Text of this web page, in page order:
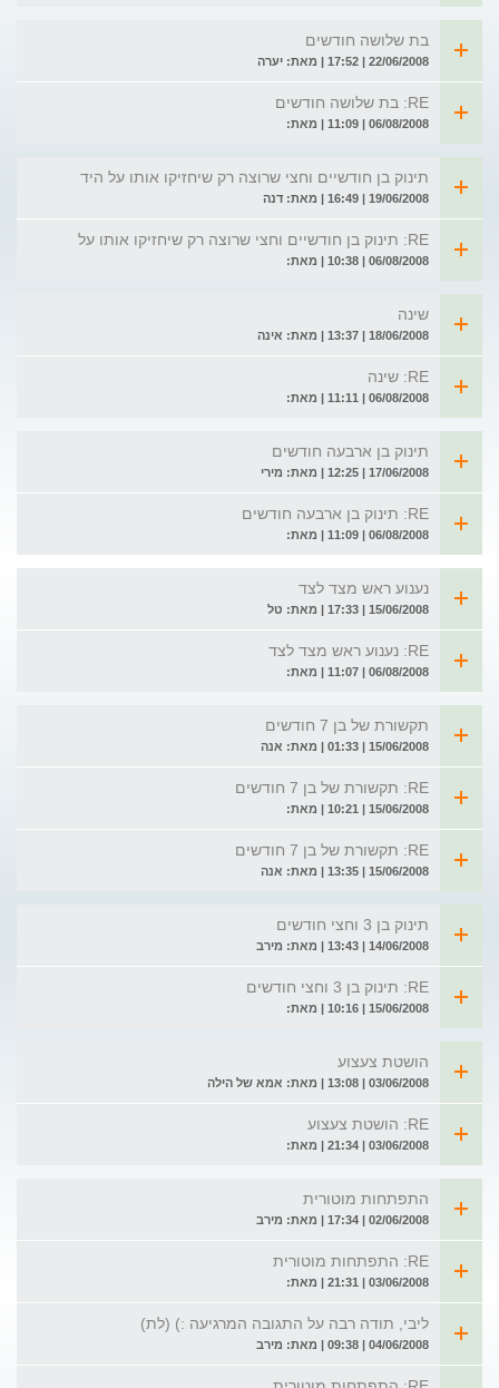
בת שלושה חודשים
22/06/2008 | 17:52 | מאת: יערה
RE: בת שלושה חודשים
06/08/2008 | 11:09 | מאת:
תינוק בן חודשיים וחצי שרוצה רק שיחזיקו אותו על היד
19/06/2008 | 16:49 | מאת: דנה
RE: תינוק בן חודשיים וחצי שרוצה רק שיחזיקו אותו על
06/08/2008 | 10:38 | מאת:
שינה
18/06/2008 | 13:37 | מאת: אינה
RE: שינה
06/08/2008 | 11:11 | מאת:
תינוק בן ארבעה חודשים
17/06/2008 | 12:25 | מאת: מירי
RE: תינוק בן ארבעה חודשים
06/08/2008 | 11:09 | מאת:
נענוע ראש מצד לצד
15/06/2008 | 17:33 | מאת: טל
RE: נענוע ראש מצד לצד
06/08/2008 | 11:07 | מאת:
תקשורת של בן 7 חודשים
15/06/2008 | 01:33 | מאת: אנה
RE: תקשורת של בן 7 חודשים
15/06/2008 | 10:21 | מאת:
RE: תקשורת של בן 7 חודשים
15/06/2008 | 13:35 | מאת: אנה
תינוק בן 3 וחצי חודשים
14/06/2008 | 13:43 | מאת: מירב
RE: תינוק בן 3 וחצי חודשים
15/06/2008 | 10:16 | מאת:
הושטת צעצוע
03/06/2008 | 13:08 | מאת: אמא של הילה
RE: הושטת צעצוע
03/06/2008 | 21:34 | מאת:
התפתחות מוטורית
02/06/2008 | 17:34 | מאת: מירב
RE: התפתחות מוטורית
03/06/2008 | 21:31 | מאת:
ליבי, תודה רבה על התגובה המרגיעה :) (לת)
04/06/2008 | 09:38 | מאת: מירב